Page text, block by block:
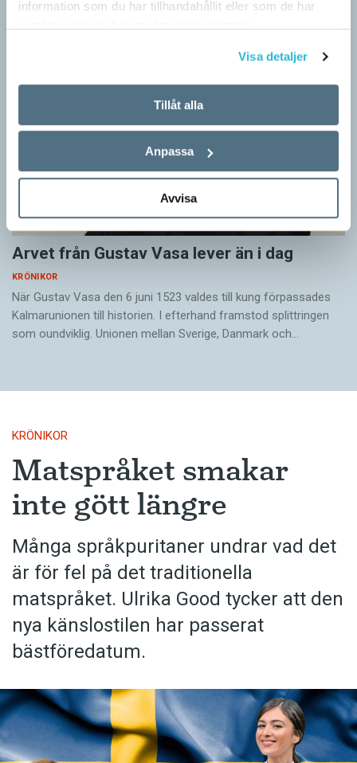
information som du har tillhandahållit eller som de har
Visa detaljer
Tillåt alla
Anpassa
Avvisa
jag i dag menar med småord. Jag vet att jag i…
Arvet från Gustav Vasa lever än i dag
KRÖNIKOR
När Gustav Vasa den 6 juni 1523 ­valdes till kung förpassades
Kalmar­unionen till historien. I efterhand framstod splittringen
som ound­viklig. ­Unionen ­mellan Sverige, Danmark och…
KRÖNIKOR
Matspråket smakar
inte gött längre
Många språkpuritaner undrar vad det
är för fel på det traditionella
matspråket. Ulrika Good tycker att den
nya känslostilen har passerat
bästföredatum.